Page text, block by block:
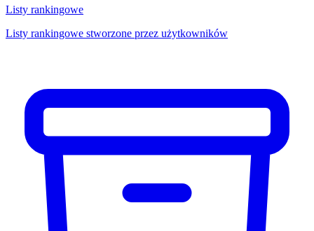
Listy rankingowe
Listy rankingowe stworzone przez użytkowników